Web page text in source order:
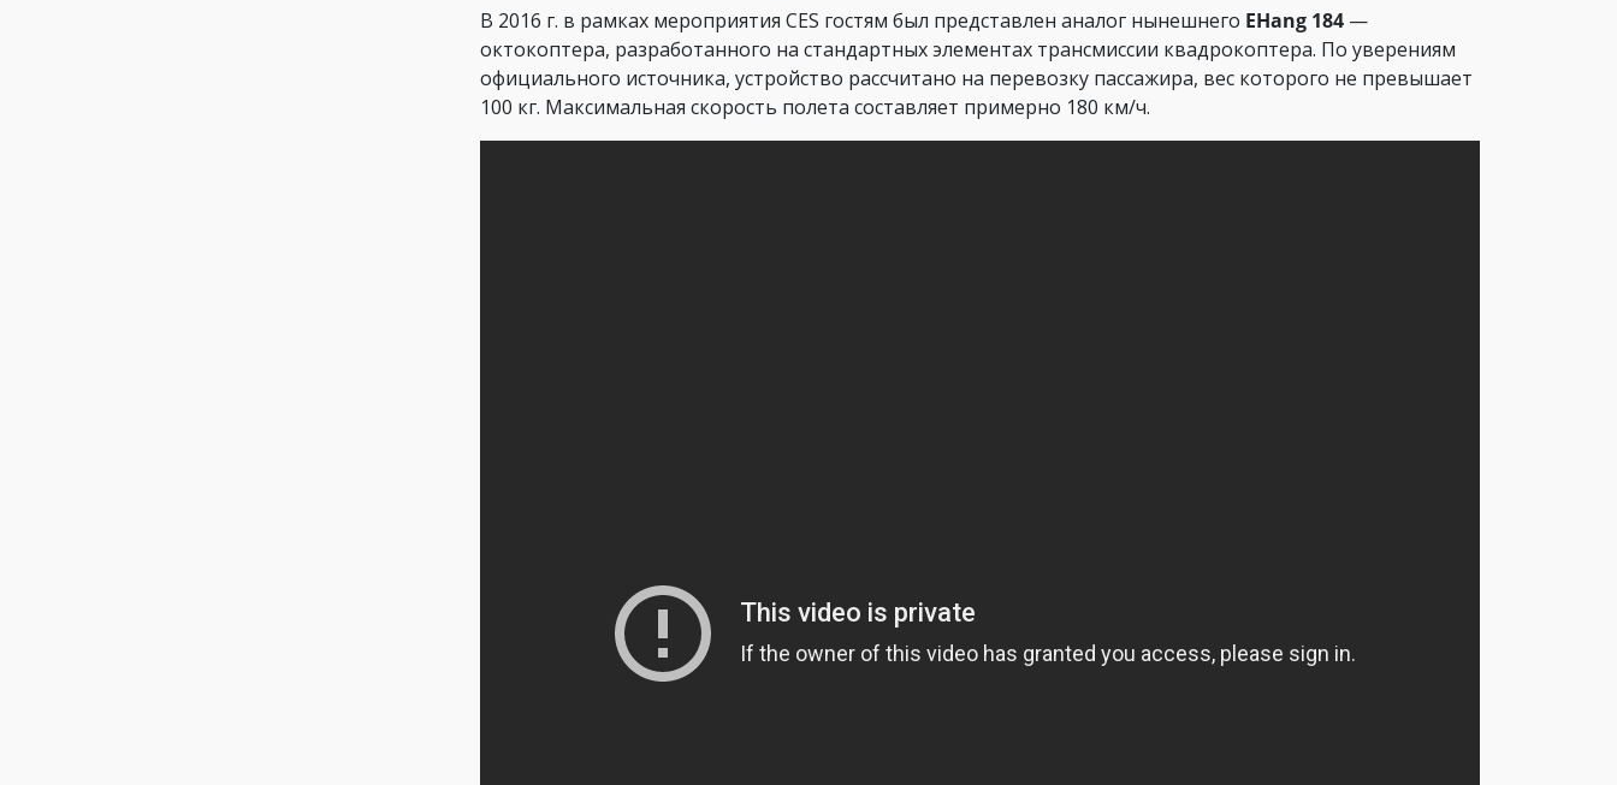
В 2016 г. в рамках мероприятия CES гостям был представлен аналог нынешнего EHang 184 —
октокоптера, разработанного на стандартных элементах трансмиссии квадрокоптера. По уверениям
официального источника, устройство рассчитано на перевозку пассажира, вес которого не превышает
100 кг. Максимальная скорость полета составляет примерно 180 км/ч.